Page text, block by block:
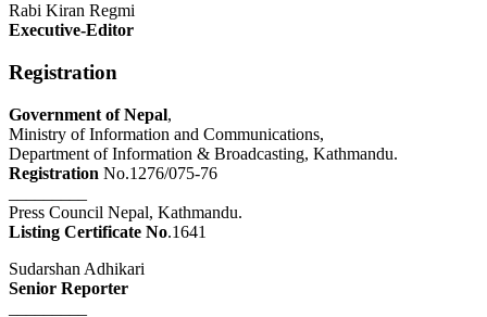
Rabi Kiran Regmi
Executive-Editor
Registration
Government of Nepal,
Ministry of Information and Communications,
Department of Information & Broadcasting, Kathmandu.
Registration No.1276/075-76
Press Council Nepal, Kathmandu.
Listing Certificate No.1641
Sudarshan Adhikari
Senior Reporter